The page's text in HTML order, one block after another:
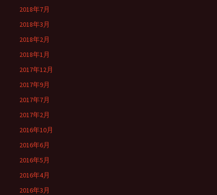
2018年7月
2018年3月
2018年2月
2018年1月
2017年12月
2017年9月
2017年7月
2017年2月
2016年10月
2016年6月
2016年5月
2016年4月
2016年3月